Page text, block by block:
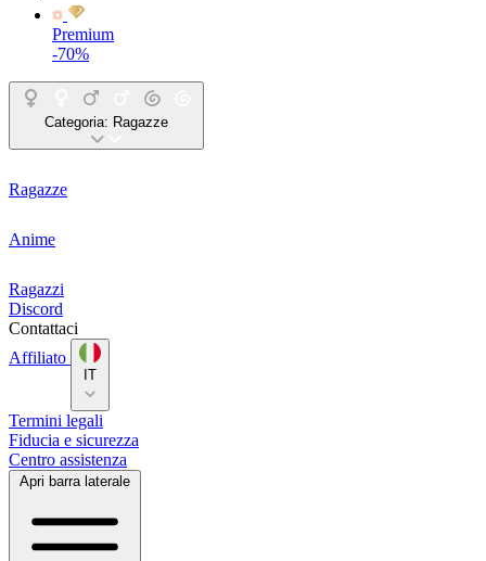
Premium
-70%
Categoria: Ragazze
Ragazze
Anime
Ragazzi
Discord
Contattaci
Affiliato
IT
Termini legali
Fiducia e sicurezza
Centro assistenza
Apri barra laterale